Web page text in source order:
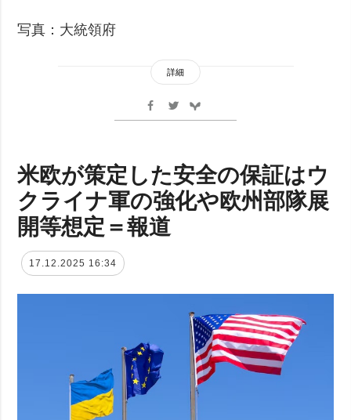
写真：大統領府
詳細
米欧が策定した安全の保証はウ
クライナ軍の強化や欧州部隊展
開等想定＝報道
17.12.2025 16:34